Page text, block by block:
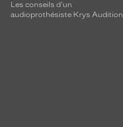
Les conseils d'un
audioprothésiste Krys Audition